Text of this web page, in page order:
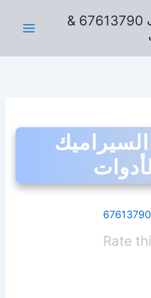
فني تركيب سيراميك الكويت 67613790 &
Rate